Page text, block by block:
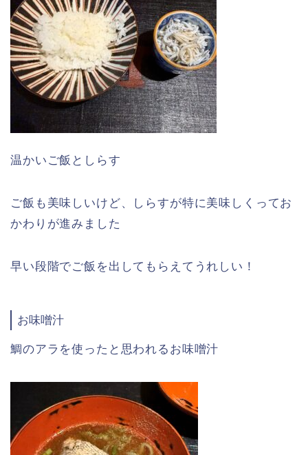
温かいご飯としらす
ご飯も美味しいけど、しらすが特に美味しくってお
かわりが進みました
早い段階でご飯を出してもらえてうれしい！
お味噌汁
鯛のアラを使ったと思われるお味噌汁